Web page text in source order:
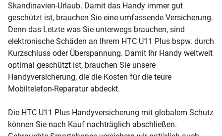
Skandinavien-Urlaub. Damit das Handy immer gut
geschützt ist, brauchen Sie eine umfassende Versicherung.
Denn das Letzte was Sie unterwegs brauchen, sind
elektronische Schäden an Ihrem HTC U11 Plus bspw. durch
Kurzschluss oder Überspannung. Damit Ihr Handy weltweit
optimal geschützt ist, brauchen Sie unsere
Handyversicherung, die die Kosten für die teure
Mobiltelefon-Reparatur abdeckt.
Die HTC U11 Plus Handyversicherung mit globalem Schutz
können Sie nach Kauf nachträglich abschließen.